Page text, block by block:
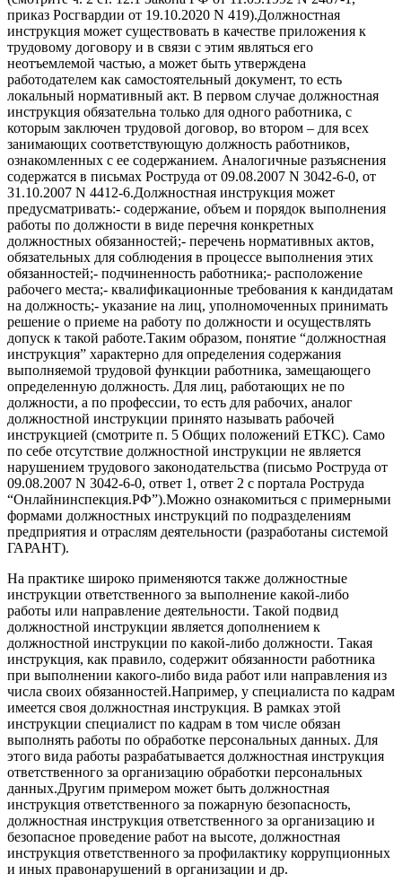
приказ Росгвардии от 19.10.2020 N 419).Должностная
инструкция может существовать в качестве приложения к
трудовому договору и в связи с этим являться его
неотъемлемой частью, а может быть утверждена
работодателем как самостоятельный документ, то есть
локальный нормативный акт. В первом случае должностная
инструкция обязательна только для одного работника, с
которым заключен трудовой договор, во втором – для всех
занимающих соответствующую должность работников,
ознакомленных с ее содержанием. Аналогичные разъяснения
содержатся в письмах Роструда от 09.08.2007 N 3042-6-0, от
31.10.2007 N 4412-6.Должностная инструкция может
предусматривать:- содержание, объем и порядок выполнения
работы по должности в виде перечня конкретных
должностных обязанностей;- перечень нормативных актов,
обязательных для соблюдения в процессе выполнения этих
обязанностей;- подчиненность работника;- расположение
рабочего места;- квалификационные требования к кандидатам
на должность;- указание на лиц, уполномоченных принимать
решение о приеме на работу по должности и осуществлять
допуск к такой работе.Таким образом, понятие “должностная
инструкция” характерно для определения содержания
выполняемой трудовой функции работника, замещающего
определенную должность. Для лиц, работающих не по
должности, а по профессии, то есть для рабочих, аналог
должностной инструкции принято называть рабочей
инструкцией (смотрите п. 5 Общих положений ЕТКС). Само
по себе отсутствие должностной инструкции не является
нарушением трудового законодательства (письмо Роструда от
09.08.2007 N 3042-6-0, ответ 1, ответ 2 с портала Роструда
“Онлайнинспекция.РФ”).Можно ознакомиться с примерными
формами должностных инструкций по подразделениям
предприятия и отраслям деятельности (разработаны системой
ГАРАНТ).
На практике широко применяются также должностные
инструкции ответственного за выполнение какой-либо
работы или направление деятельности. Такой подвид
должностной инструкции является дополнением к
должностной инструкции по какой-либо должности. Такая
инструкция, как правило, содержит обязанности работника
при выполнении какого-либо вида работ или направления из
числа своих обязанностей.Например, у специалиста по кадрам
имеется своя должностная инструкция. В рамках этой
инструкции специалист по кадрам в том числе обязан
выполнять работы по обработке персональных данных. Для
этого вида работы разрабатывается должностная инструкция
ответственного за организацию обработки персональных
данных.Другим примером может быть должностная
инструкция ответственного за пожарную безопасность,
должностная инструкция ответственного за организацию и
безопасное проведение работ на высоте, должностная
инструкция ответственного за профилактику коррупционных
и иных правонарушений в организации и др.